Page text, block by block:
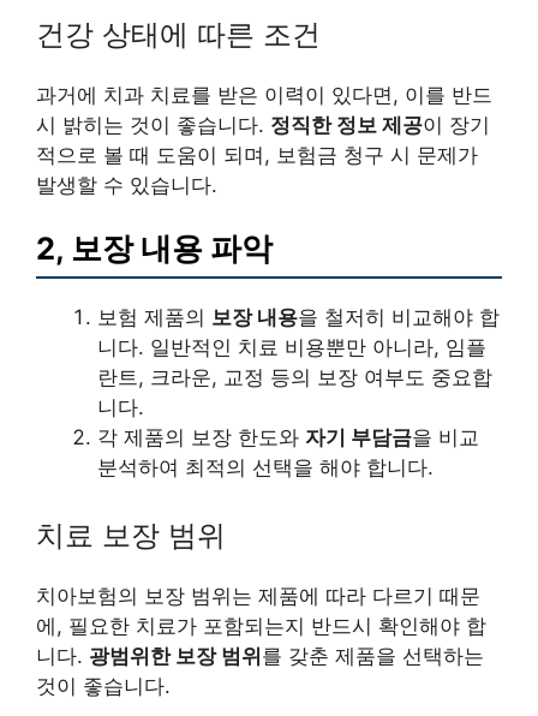
건강 상태에 따른 조건
과거에 치과 치료를 받은 이력이 있다면, 이를 반드
시 밝히는 것이 좋습니다. 정직한 정보 제공이 장기
적으로 볼 때 도움이 되며, 보험금 청구 시 문제가
발생할 수 있습니다.
2, 보장 내용 파악
보험 제품의 보장 내용을 철저히 비교해야 합
니다. 일반적인 치료 비용뿐만 아니라, 임플
란트, 크라운, 교정 등의 보장 여부도 중요합
니다.
각 제품의 보장 한도와 자기 부담금을 비교
분석하여 최적의 선택을 해야 합니다.
치료 보장 범위
치아보험의 보장 범위는 제품에 따라 다르기 때문
에, 필요한 치료가 포함되는지 반드시 확인해야 합
니다. 광범위한 보장 범위를 갖춘 제품을 선택하는
것이 좋습니다.